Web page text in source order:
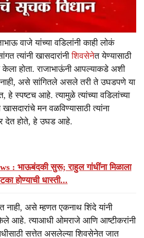
वाजे यांच्या वडिलांनी काही लोकं
त्यांनी खासदारांनीशिवसेनेत येण्यासाठी
केला होता. राजाभाऊंनी आपल्याकडे अशी
असे सांगितले असले तरी ते उघडपणे या
हे स्पष्टच आहे. त्यामुळे त्यांच्या वडिलांच्या
मन वळविण्यासाठी त्यांना
देत होते, हे उघड आहे.
: भाऊबंदकी सुरू; राहुल गांधींना मिळाला
होण्याची धास्ती...
असे म्हणत एकनाथ शिंदे यांनी
आहे. त्याआधी ओमराजे आणि आष्टीकरांनी
सत्तेत असलेल्या शिवसेनेत जात